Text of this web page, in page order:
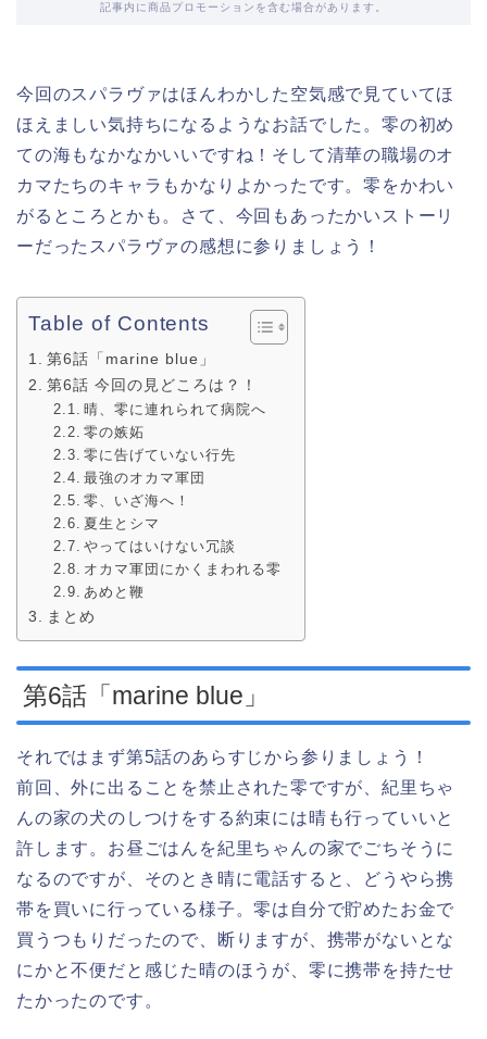
記事内に商品プロモーションを含む場合があります。
今回のスパラヴァはほんわかした空気感で見ていてほ
ほえましい気持ちになるようなお話でした。零の初め
ての海もなかなかいいですね！そして清華の職場のオ
カマたちのキャラもかなりよかったです。零をかわい
がるところとかも。さて、今回もあったかいストーリ
ーだったスパラヴァの感想に参りましょう！
Table of Contents
第6話「marine blue」
第6話 今回の見どころは？！
晴、零に連れられて病院へ
零の嫉妬
零に告げていない行先
最強のオカマ軍団
零、いざ海へ！
夏生とシマ
やってはいけない冗談
オカマ軍団にかくまわれる零
あめと鞭
まとめ
第6話「marine blue」
それではまず第5話のあらすじから参りましょう！
前回、外に出ることを禁止された零ですが、紀里ちゃ
んの家の犬のしつけをする約束には晴も行っていいと
許します。お昼ごはんを紀里ちゃんの家でごちそうに
なるのですが、そのとき晴に電話すると、どうやら携
帯を買いに行っている様子。零は自分で貯めたお金で
買うつもりだったので、断りますが、携帯がないとな
にかと不便だと感じた晴のほうが、零に携帯を持たせ
たかったのです。